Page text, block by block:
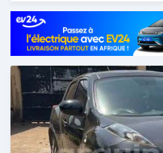
Publié il y a 3 mois